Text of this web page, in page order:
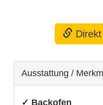
Ausstattung /
✓ Backofen